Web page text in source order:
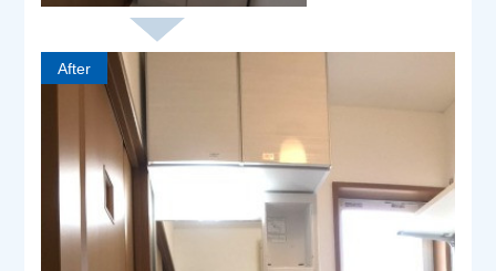
After